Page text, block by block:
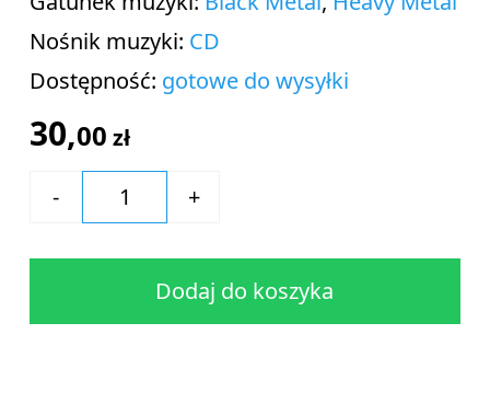
Nośnik muzyki: CD
Dostępność: gotowe do wysyłki
30,00 zł
Dodaj do koszyka